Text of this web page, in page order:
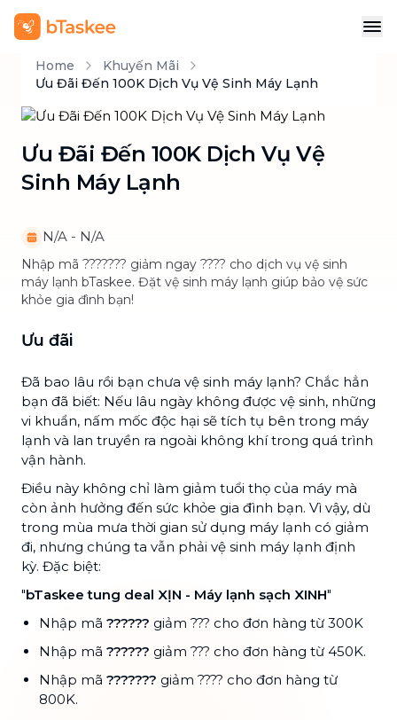
Home
Khuyến Mãi
Ưu Đãi Đến 100K Dịch Vụ Vệ Sinh Máy Lạnh
Ưu Đãi Đến 100K Dịch Vụ Vệ
Sinh Máy Lạnh
N/A - N/A
Nhập mã ??????? giảm ngay ???? cho dịch vụ vệ sinh
máy lạnh bTaskee. Đặt vệ sinh máy lạnh giúp bảo vệ sức
khỏe gia đình bạn!
Ưu đãi
Đã bao lâu rồi bạn chưa vệ sinh máy lạnh? Chắc hẳn
bạn đã biết: Nếu lâu ngày không được vệ sinh, những
vi khuẩn, nấm mốc độc hại sẽ tích tụ bên trong máy
lạnh và lan truyền ra ngoài không khí trong quá trình
vận hành.
Điều này không chỉ làm giảm tuổi thọ của máy mà
còn ảnh hưởng đến sức khỏe gia đình bạn. Vì vậy, dù
trong mùa mưa thời gian sử dụng máy lạnh có giảm
đi, nhưng chúng ta vẫn phải vệ sinh máy lạnh định
kỳ. Đặc biệt:
"bTaskee tung deal XỊN - Máy lạnh sạch XINH"
Nhập mã ?????? giảm ??? cho đơn hàng từ 300K
Nhập mã ?????? giảm ??? cho đơn hàng từ 450K.
Nhập mã ??????? giảm ???? cho đơn hàng từ
800K.